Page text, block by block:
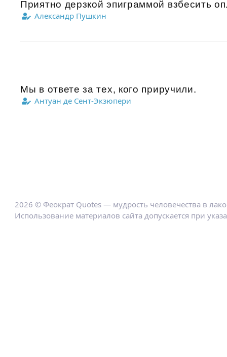
Приятно дерзкой эпиграммой взбесить
Александр Пушкин
Мы в ответе за тех, кого приручили.
Антуан де Сент-Экзюпери
2026 © Феократ Quotes — мудрость человечества в
Использование материалов сайта допускается при